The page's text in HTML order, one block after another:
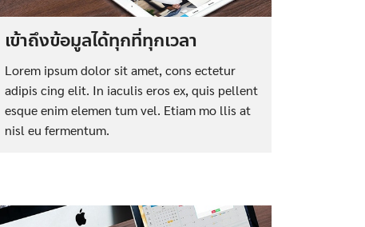
เข้าถึงข้อมูลได้ทุกที่ทุกเวลา
Lorem ipsum dolor sit amet, cons ectetur
adipis cing elit. In iaculis eros ex, quis pellent
esque enim elemen tum vel. Etiam mo llis at
nisl eu fermentum.